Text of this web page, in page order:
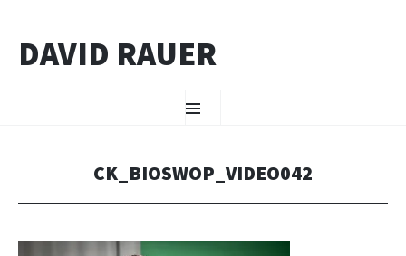
DAVID RAUER
CK_BIOSWOP_VIDEO042